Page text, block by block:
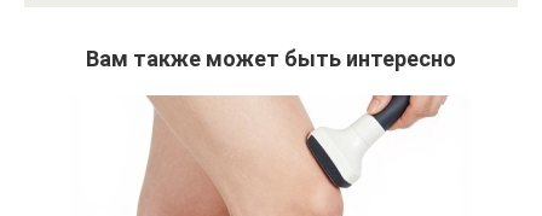
Вам также может быть интересно